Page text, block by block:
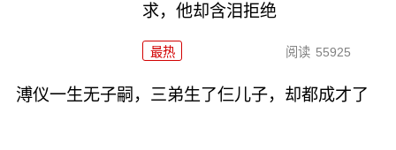
求，他却含泪拒绝
最热 阅读 55925
溥仪一生无子嗣，三弟生了仨儿子，却都成才了